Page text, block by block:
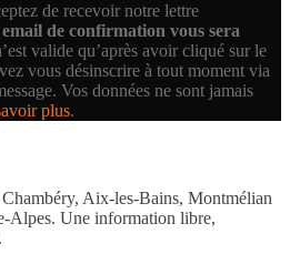
de recevoir notre lettre
de confirmation vous sera
valide qu’après avoir cliqué sur le
vous désinscrire à tout moment via
Vos données ne sont jamais
plus.
Aix-les-Bains, Montmélian
Alpes. Une information libre,